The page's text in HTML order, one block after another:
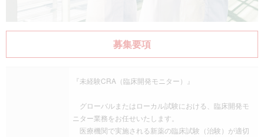
募集要項
『未経験CRA（臨床開発モニター）』
グローバルまたはローカル試験における、臨床開発モ
ニター業務をお任せいたします。
医療機関で実施される新薬の臨床試験（治験）が適切